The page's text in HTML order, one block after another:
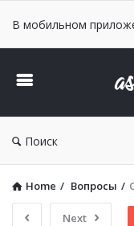
В мобильном
Поиск
Home / Вопросы /
Next